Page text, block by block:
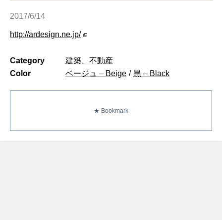
2017/6/14
http://ardesign.ne.jp/
Category
建築、不動産
Color
ベージュ – Beige / 黒 – Black
★ Bookmark